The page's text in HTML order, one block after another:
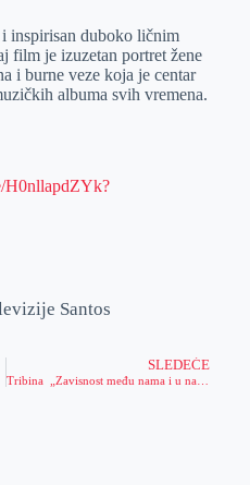
inspirisan duboko ličnim
film je izuzetan portret žene
i burne veze koja je centar
albuma svih vremena.
H0nllapdZYk?
Santos
SLEDEĆE